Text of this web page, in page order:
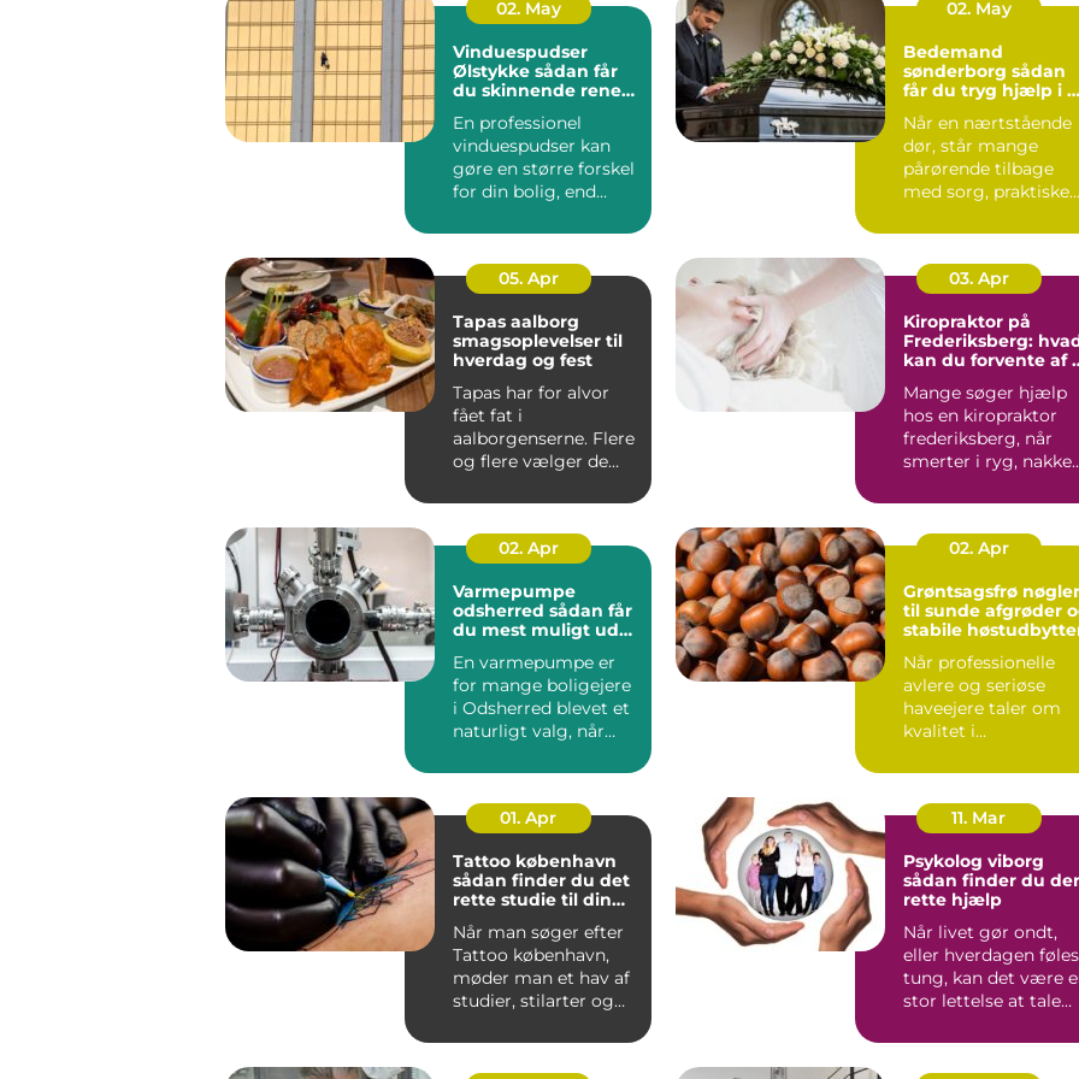
02. May
Vinduespudser
Ølstykke sådan får
du skinnende rene
En professionel
vinduespudser kan
gøre en større forskel
for din bolig, end
Klare ...
02. May
Bedemand
sønderborg sådan
får du tryg hjælp i en
Når en nærtstående
dør, står mange
pårørende tilbage
med sorg, praktiske
af ik...
05. Apr
Tapas aalborg
smagsoplevelser til
hverdag og fest
Tapas har for alvor
fået fat i
aalborgenserne. Flere
og flere vælger de
skal hyg...
03. Apr
Kiropraktor på
Frederiksberg:
kan du forvente af
Mange søger hjælp
hos en kiropraktor
frederiksberg, når
smerter i ryg, nakke
02. Apr
Varmepumpe
odsherred sådan får
du mest muligt ud
En varmepumpe er
for mange boligejere
i Odsherred blevet et
naturligt valg, når
...
02. Apr
Grøntsagsfrø nøglen
til sunde afgrøder
stabile
Når professionelle
avlere og seriøse
haveejere taler om
kvalitet i
marken, star...
01. Apr
Tattoo københavn
sådan finder du det
rette studie til din
Når man søger efter
Tattoo københavn,
møder man et hav af
studier, stilarter og
sk...
11. Mar
Psykolog viborg
sådan finder du
rette hjælp
Når livet gør ondt,
eller hverdagen føles
tung, kan det være
stor lettelse at tale